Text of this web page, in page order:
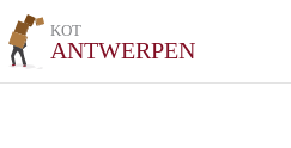
KOT
ANTWERPEN